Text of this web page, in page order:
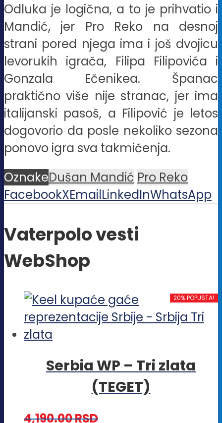
Odluka je logična, a to je prihvatio i
Mandić, jer Pro Reko na desnoj
strani pored njega ima i još dvojicu
levorukih igrača, Filipa Filipovića i
Gonzala Ečenikea. Španac
praktično više nije stranac, jer ima
italijanski pasoš, a Filipović je letos
dogovorio da posle nekoliko sezona
ponovo igra sva takmičenja.
OznakeDušan Mandić Pro Reko
FacebookXEmailLinkedInWhatsApp
Vaterpolo vesti
WebShop
20% POPUSTA!
Serbia WP – Tri zlata
(TEGET)
4,190.00RSD